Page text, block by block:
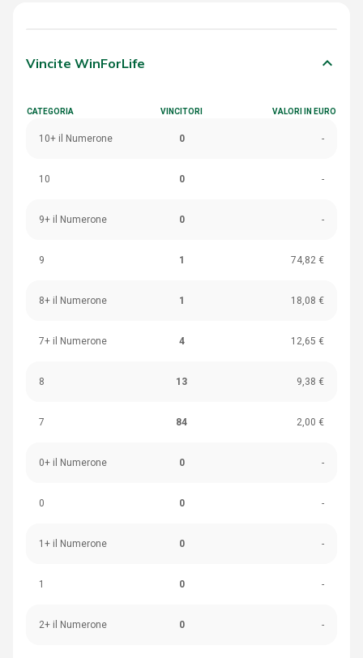
Vincite WinForLife keyboard_arrow_down
CATEGORIA VINCITORI VALORI IN EURO
10+ il Numerone 0 -
10 0 -
9+ il Numerone 0 -
9 1 74,82 €
8+ il Numerone 1 18,08 €
7+ il Numerone 4 12,65 €
8 13 9,38 €
7 84 2,00 €
0+ il Numerone 0 -
0 0 -
1+ il Numerone 0 -
1 0 -
2+ il Numerone 0 -